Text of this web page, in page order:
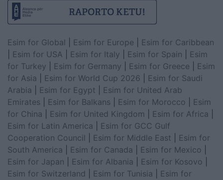
Esim for Global Esim for Europe
Esim for Caribbean
Esim for USA Esim for Italy Esim for Spain
Esim
for Turkey
Esim for Germany Esim for Greece
Esim
for Asia
Esim for World Cup 2026
Esim for Saudi
Arabia
Esim for Egypt
Esim for United Arab
Emirates
Esim for Balkans Esim for Morocco
Esim
for China
Esim for United Kingdom Esim for Africa
Esim for Latin America
Esim for GCC Gulf
Cooperation Council
Esim for Middle East
Esim for
South America
Esim for Canada Esim for Mexico
Esim for Japan
Esim for Albania Esim for Kosovo
Esim for Switzerland
Esim for Tunisia
Esim for